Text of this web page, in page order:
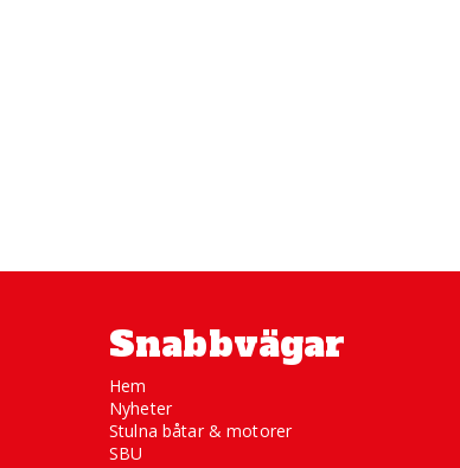
Snabbvägar
Hem
Nyheter
Stulna båtar & motorer
SBU